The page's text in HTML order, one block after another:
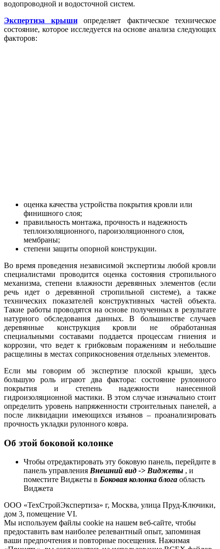
водопроводной и водосточной систем.
Экспертиза крышиопределяет фактическое техническое
состояние, которое исследуется на основе анализа следующих
факторов:
оценка качества устройства покрытия кровли или
финишного слоя;
правильность монтажа, прочность и надежность
теплоизоляционного, пароизоляционного слоя,
мембраны;
степени защиты опорной конструкции.
Во время проведения независимой экспертизы любой кровли
специалистами проводится оценка состояния стропильного
механизма, степени влажности деревянных элементов (если
речь идет о деревянной стропильной системе), а также
технических показателей конструктивных частей объекта.
Такие работы проводятся на основе полученных в результате
натурного обследования данных. В большинстве случаев
деревянные конструкция кровли не обработанная
специальными составами поддается процессам гниения и
коррозии, что ведет к грибковым поражениям и небольшие
расщелины в местах соприкосновения отдельных элементов.
Если мы говорим об экспертизе плоской крыши, здесь
большую роль играют два фактора: состояние рулонного
покрытия и степень надежности нанесенной
гидроизоляционной мастики. В этом случае изначально стоит
определить уровень напряженности строительных панелей, а
после ликвидации имеющихся изъянов – проанализировать
прочность укладки рулонного ковра.
Об этой боковой колонке
Чтобы отредактировать эту боковую панель, перейдите в
панель управления Внешний вид -> Виджеты , и
поместите Виджеты в Боковая колонка блога область
Виджета
ООО «ТехСтройЭкспертиза» г, Москва, улица Пруд-Ключики,
дом 3, помещение VI.
Мы используем файлы cookie на нашем веб-сайте, чтобы
предоставить вам наиболее релевантный опыт, запоминая
ваши предпочтения и повторные посещения. Нажимая